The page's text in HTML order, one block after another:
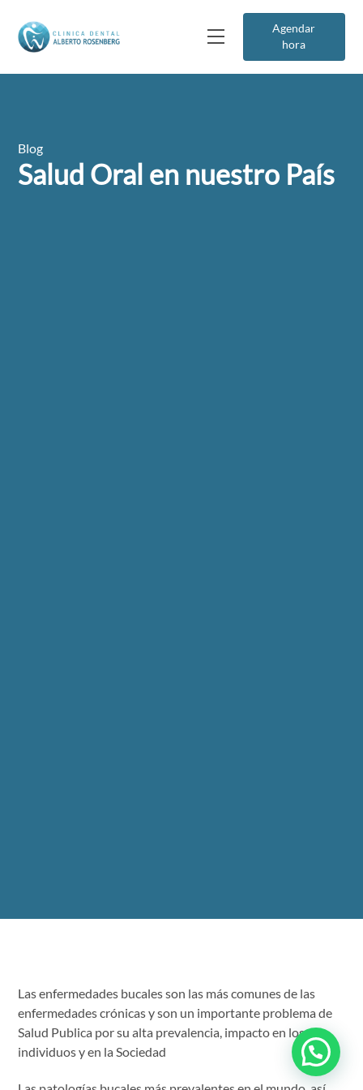
Agendar
hora
Blog
Salud Oral en nuestro País
Las enfermedades bucales son las más comunes de las
enfermedades crónicas y son un importante problema de
Salud Publica por su alta prevalencia, impacto en los
individuos y en la Sociedad